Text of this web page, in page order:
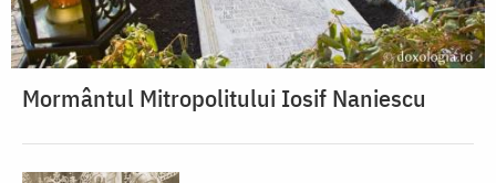
Mormântul Mitropolitului Iosif Naniescu